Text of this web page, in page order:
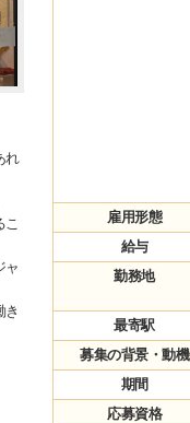
れ
こ
ャ
き
雇用形態
給与
勤務地
最寄駅
募集の背景・動機
期間
応募資格